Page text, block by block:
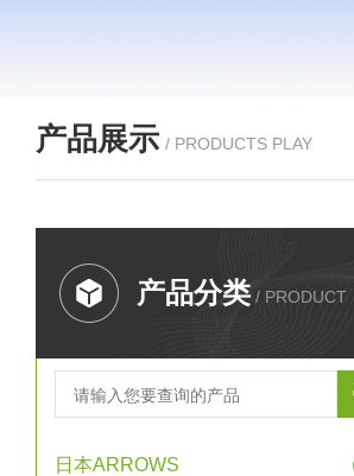
产品展示 / PRODUCTS PLAY
产品分类 / PRODUCT
日本ARROWS